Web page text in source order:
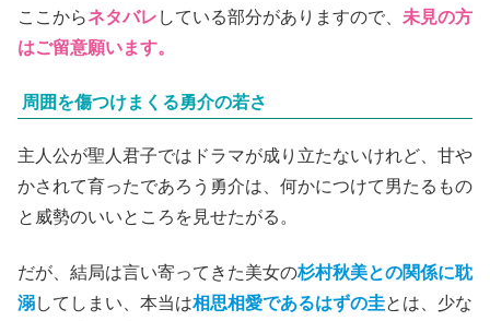
ここからネタバレ している部分がありますので、 未見の方
はご留意願います。
周囲を傷つけまくる勇介の若さ
主人公が聖人君子ではドラマが成り立たないけれど、甘や
かされて育ったであろう勇介は、何かにつけて男たるもの
と威勢のいいところを見せたがる。
だが、結局は言い寄ってきた美女の杉村秋美との関係に耽
溺してしまい、本当は相思相愛であるはずの圭とは、少な